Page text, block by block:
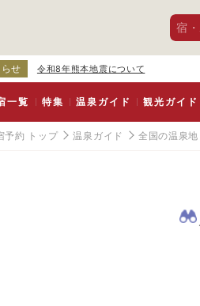
宿
せ 令和8年熊本地震について
一覧 特集 温泉ガイド 観光ガイド
予約 トップ 温泉ガイド 全国の温泉地